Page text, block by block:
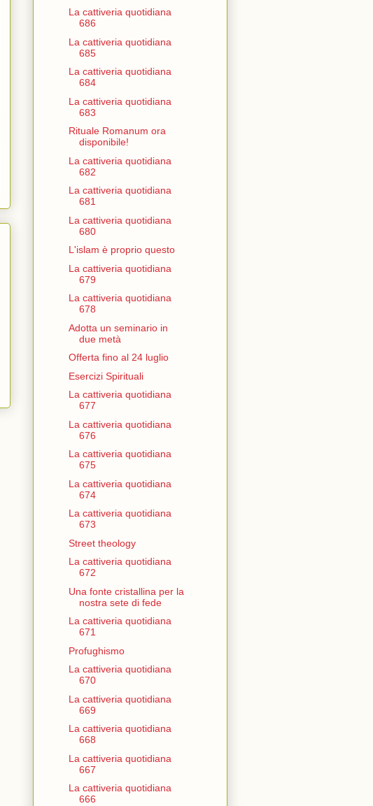
La cattiveria quotidiana
686
La cattiveria quotidiana
685
La cattiveria quotidiana
684
La cattiveria quotidiana
683
Rituale Romanum ora
disponibile!
La cattiveria quotidiana
682
La cattiveria quotidiana
681
La cattiveria quotidiana
680
L'islam è proprio questo
La cattiveria quotidiana
679
La cattiveria quotidiana
678
Adotta un seminario in
due metà
Offerta fino al 24 luglio
Esercizi Spirituali
La cattiveria quotidiana
677
La cattiveria quotidiana
676
La cattiveria quotidiana
675
La cattiveria quotidiana
674
La cattiveria quotidiana
673
Street theology
La cattiveria quotidiana
672
Una fonte cristallina per la
nostra sete di fede
La cattiveria quotidiana
671
Profughismo
La cattiveria quotidiana
670
La cattiveria quotidiana
669
La cattiveria quotidiana
668
La cattiveria quotidiana
667
La cattiveria quotidiana
666